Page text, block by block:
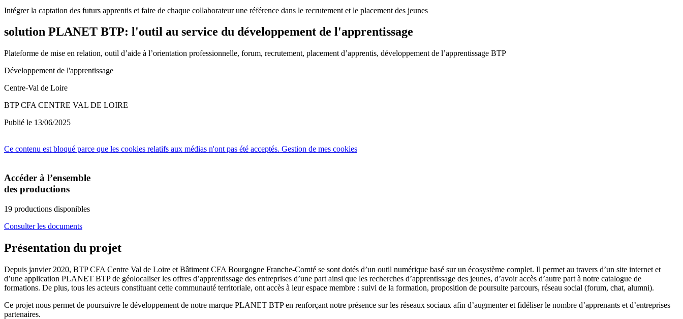
Intégrer la captation des futurs apprentis et faire de chaque collaborateur une référence dans le recrutement et le placement des jeunes
solution PLANET BTP: l'outil au service du développement de l'apprentissage
Plateforme de mise en relation, outil d’aide à l’orientation professionnelle, forum, recrutement, placement d’apprentis, développement de l’apprentissage BTP
Développement de l'apprentissage
Centre-Val de Loire
BTP CFA CENTRE VAL DE LOIRE
Publié le 13/06/2025
Ce contenu est bloqué parce que les cookies relatifs aux médias n'ont pas été acceptés. Gestion de mes cookies
Accéder à l’ensemble
des productions
19 productions disponibles
Consulter les documents
Présentation du projet
Depuis janvier 2020, BTP CFA Centre Val de Loire et Bâtiment CFA Bourgogne Franche-Comté se sont dotés d’un outil numérique basé sur un écosystème complet. Il permet au travers d’un site internet et
d’une application PLANET BTP de géolocaliser les offres d’apprentissage des entreprises d’une part ainsi que les recherches d’apprentissage des jeunes, d’avoir accès d’autre part à notre catalogue de
formations. De plus, tous les acteurs constituant cette communauté territoriale, ont accès à leur espace membre : suivi de la formation, proposition de poursuite parcours, réseau social (forum, chat, alumni).
Ce projet nous permet de poursuivre le développement de notre marque PLANET BTP en renforçant notre présence sur les réseaux sociaux afin d’augmenter et fidéliser le nombre d’apprenants et d’entreprises
partenaires.